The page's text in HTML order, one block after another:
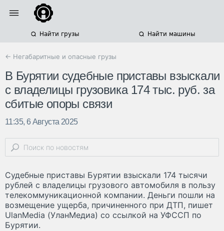
Найти грузы Найти машины
← Негабаритные и опасные грузы
В Бурятии судебные приставы взыскали
с владелицы грузовика 174 тыс. руб. за
сбитые опоры связи
11:35, 6 Августа 2025
Судебные приставы Бурятии взыскали 174 тысячи
рублей с владелицы грузового автомобиля в пользу
телекоммуникационной компании. Деньги пошли на
возмещение ущерба, причиненного при ДТП, пишет
UlanMedia (УланМедиа) со ссылкой на УФССП по
Бурятии.